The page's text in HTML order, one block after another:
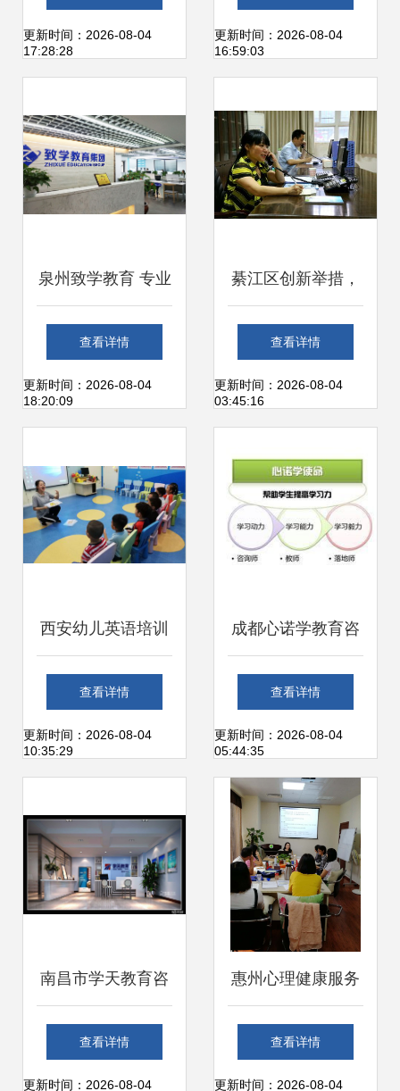
子报的班吗？
更新时间：2026-08-04
17:28:28
(18)】走访校友企
务与办公服务领域
更新时间：2026-08-04
16:59:03
泉州致学教育 专业
教育咨询服务的领
航者
查看详情
更新时间：2026-08-04
18:20:09
綦江区创新举措，
全市首个家庭教育
电话咨询服务热线
查看详情
更新时间：2026-08-04
03:45:16
西安幼儿英语培训
咨询服务指南 如何
选择适合孩子的幼
查看详情
更新时间：2026-08-04
10:35:29
成都心诺学教育咨
询 打造高效办公服
务新标杆
查看详情
更新时间：2026-08-04
05:44:35
南昌市学天教育咨
询
查看详情
更新时间：2026-08-04
惠州心理健康服务
深度解析 从青少年
叛逆到企业EAP一
查看详情
更新时间：2026-08-04